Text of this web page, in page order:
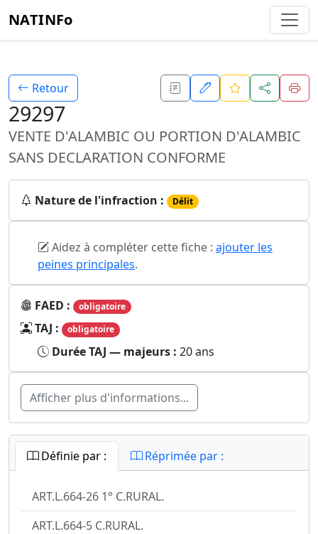
NATINFo
Retour
29297
VENTE D'ALAMBIC OU PORTION D'ALAMBIC
SANS DECLARATION CONFORME
Nature de l'infraction : Délit
Aidez à compléter cette fiche : ajouter les
peines principales.
FAED : obligatoire
TAJ : obligatoire
Durée TAJ — majeurs : 20 ans
Afficher plus d'informations...
Définie par : Réprimée par :
ART.L.664-26 1° C.RURAL.
ART.L.664-5 C.RURAL.